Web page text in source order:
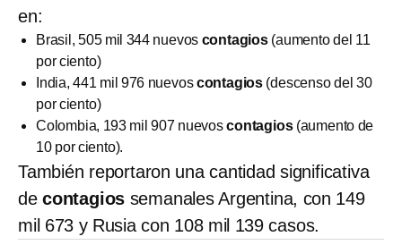
en:
Brasil, 505 mil 344 nuevos contagios (aumento del 11
por ciento)
India, 441 mil 976 nuevoscontagios (descenso del 30
por ciento)
Colombia, 193 mil 907 nuevoscontagios (aumento de
10 por ciento).
También reportaron una cantidad significativa
de contagios semanales Argentina, con 149
mil 673 y Rusia con 108 mil 139 casos.